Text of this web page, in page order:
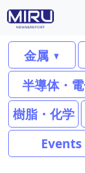
金属
半導体・
樹脂・化学
Events